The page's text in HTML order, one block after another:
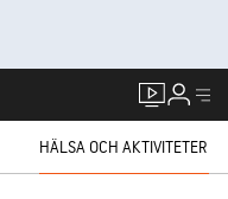
HÄLSA OCH AKTIVITETER